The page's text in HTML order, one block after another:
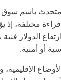
باسم سوق
مختلفة، إذ
الدولار فنية
أو أمنية.
الإقليمية،